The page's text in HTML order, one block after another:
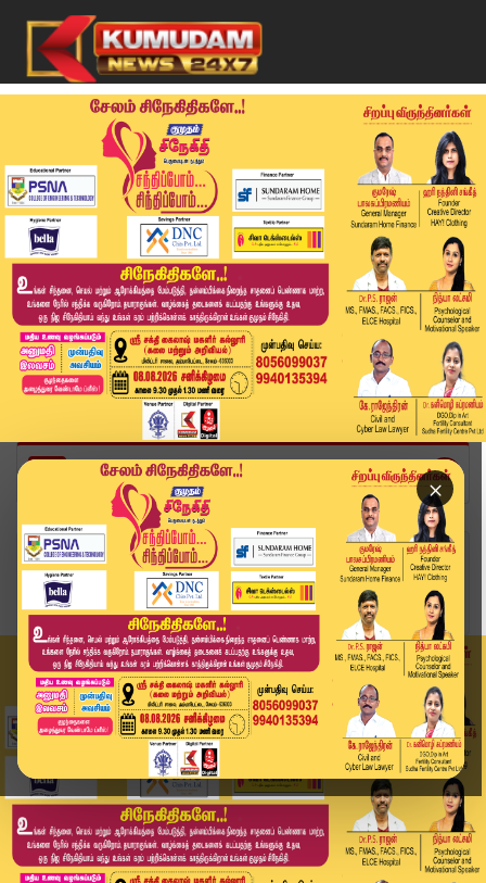
×
Home
தமிழ்நாடு
நான் பேசுன ஆடியோவை வெளியிடுங்க.. அண்ணாமலைக்கு
அ...